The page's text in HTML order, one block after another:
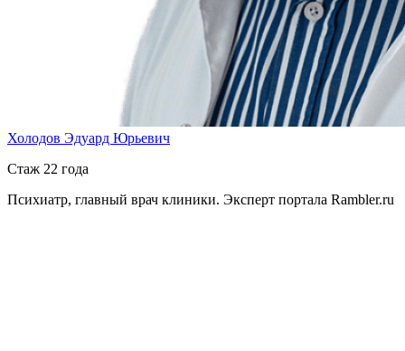
Холодов Эдуард Юрьевич
Стаж 22 года
Психиатр, главный врач клиники. Эксперт портала Rambler.ru